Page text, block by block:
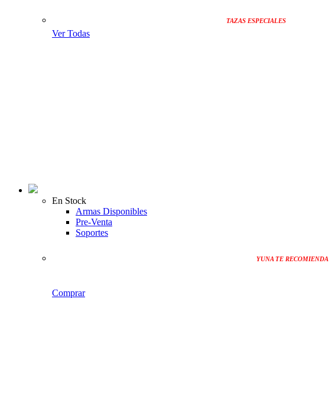
TAZAS ESPECIALES
Ver Todas
En Stock
Armas Disponibles
Pre-Venta
Soportes
YUNA TE RECOMIENDA
Comprar